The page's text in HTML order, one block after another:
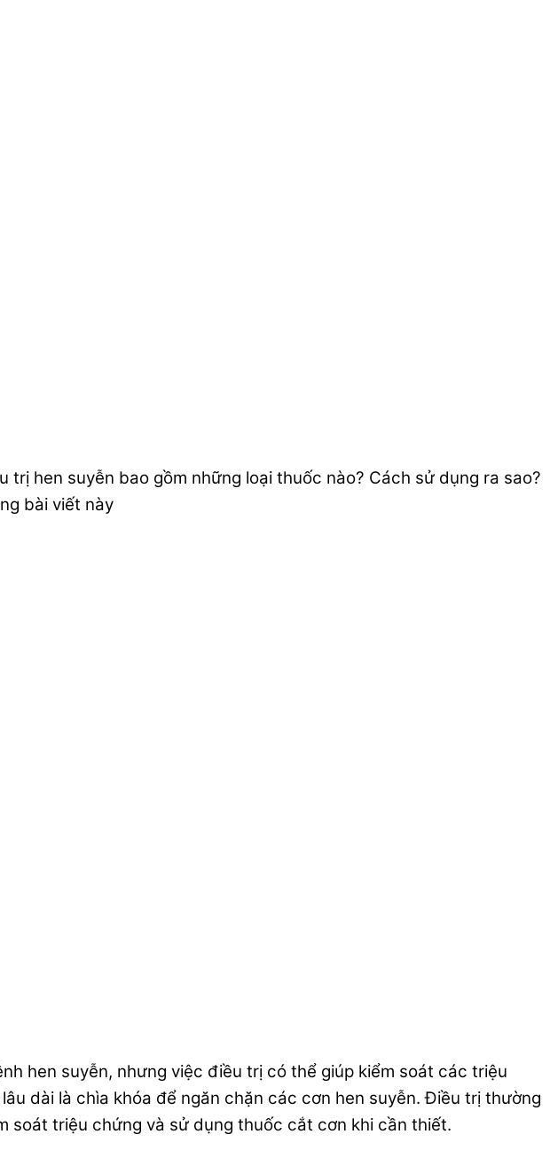
hen suyễn bao gồm những loại thuốc nào? Cách sử dụng ra sao?
bài viết này
hen suyễn, nhưng việc điều trị có thể giúp kiểm soát các triệu
dài là chìa khóa để ngăn chặn các cơn hen suyễn. Điều trị thường
soát triệu chứng và sử dụng thuốc cắt cơn khi cần thiết.